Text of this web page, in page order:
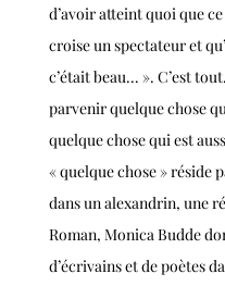
d’avoir atteint quoi que
croise un spectateur et
c’était beau... ». C’est
parvenir quelque chose
quelque chose qui est
« quelque chose » réside
dans un alexandrin, une
Roman, Monica Budde
d’écrivains et de poètes